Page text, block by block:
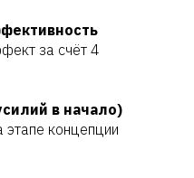
за счёт 4
в начало)
концепции